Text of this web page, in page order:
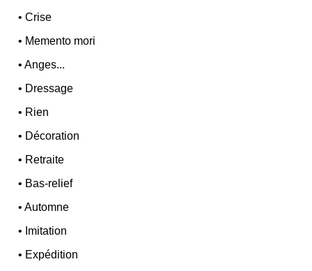
•Crise
• Memento mori
•Anges...
• Dressage
• Rien
• Décoration
• Retraite
• Bas-relief
•Automne
• Imitation
• Expédition